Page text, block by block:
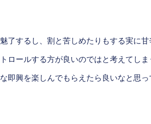
了するし、割と苦しめたりもする実に
ロールする方が良いのではと考えてし
即興を楽しんでもらえたら良いなと思